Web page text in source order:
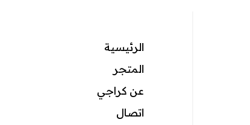
الرئيسية
المتجر
عن كراجي
اتصال